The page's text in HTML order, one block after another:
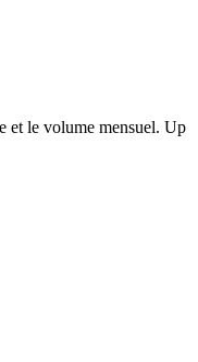
et le volume mensuel. Up